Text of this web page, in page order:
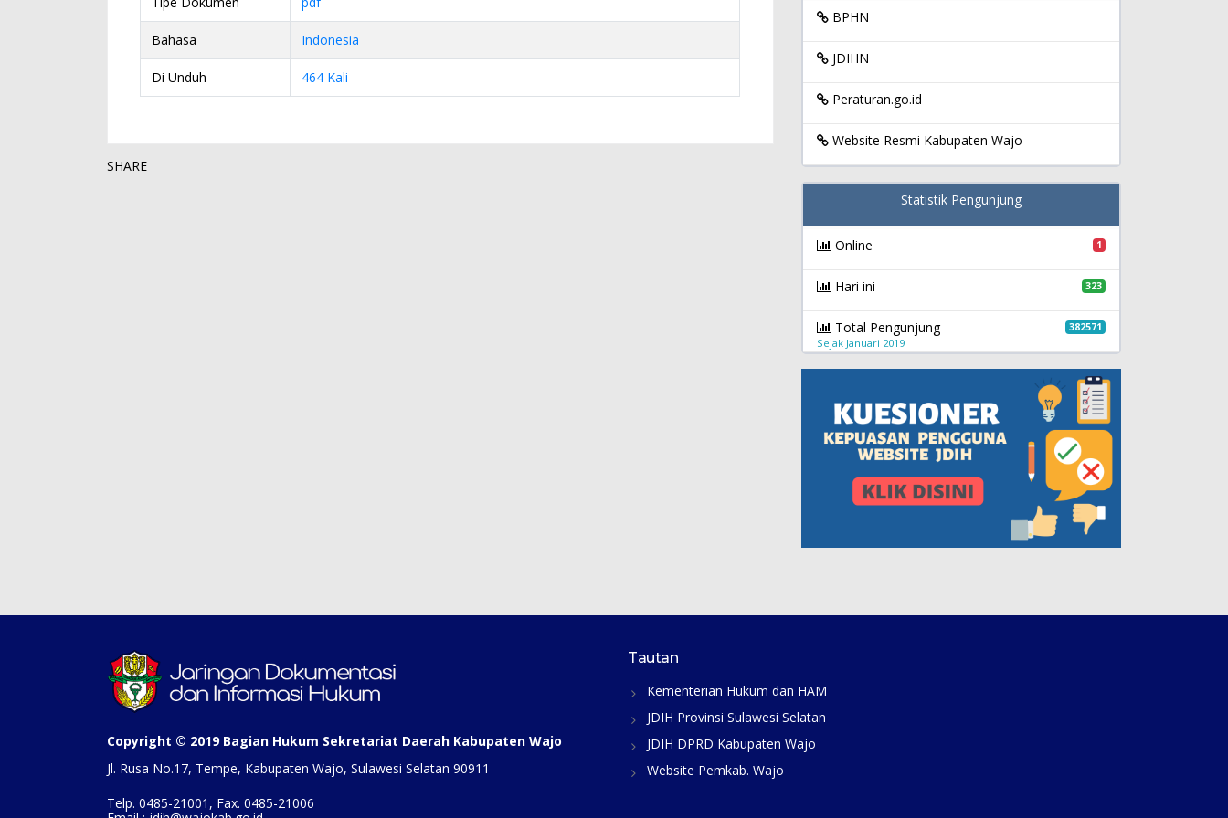
Bahasa Indonesia
Di Unduh 464 Kali
SHARE
BPHN
JDIHN
Peraturan.go.id
Website Resmi Kabupaten Wajo
Statistik Pengunjung
Online 1
Hari ini 323
Total Pengunjung 382571
Sejak Januari 2019
Copyright © 2019 Bagian Hukum Sekretariat Daerah Kabupaten Wajo
Jl. Rusa No.17, Tempe, Kabupaten Wajo, Sulawesi Selatan 90911
Telp. 0485-21001, Fax. 0485-21006
Tautan
Kementerian Hukum dan HAM
JDIH Provinsi Sulawesi Selatan
JDIH DPRD Kabupaten Wajo
Website Pemkab. Wajo